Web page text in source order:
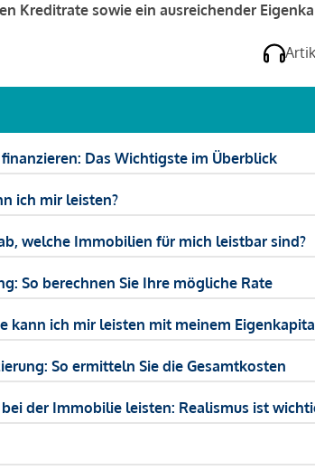
Kreditrate sowie ein ausreichender
Das Wichtigste im Überblick
ich mir leisten?
welche Immobilien für mich leistbar sind?
So berechnen Sie Ihre mögliche Rate
kann ich mir leisten mit meinem
So ermitteln Sie die Gesamtkosten
der Immobilie leisten: Realismus ist